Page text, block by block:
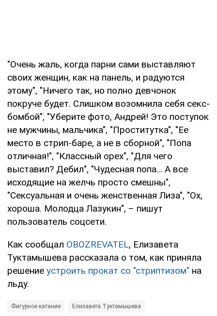
"Очень жаль, когда парни сами выставляют
своих женщин, как на панель, и радуются
этому", "Ничего так, но полно девчонок
покруче будет. Слишком возомнила себя секс-
бомбой", "Уберите фото, Андрей! Это поступок
не мужчины, мальчика", "Проститутка", "Ее
место в стрип-баре, а не в сборной", "Попа
отличная!", "Классный орех", "Для чего
выставил? Дебил", "Чудесная попа... А все
исходящие на желчь просто смешны",
"Сексуальная и очень женственная Лиза", "Ох,
хороша. Молодца Лазукин", – пишут
пользователь соцсети.
Как сообщал OBOZREVATEL, Елизавета
Туктамышева рассказала о том, как приняла
решение устроить прокат со "стриптизом" на
льду.
Фигурное катание Елизавета Туктамышева